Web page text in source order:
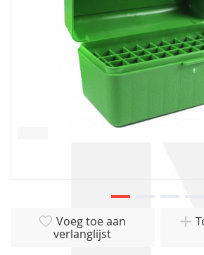
Voeg toe aan
verlanglijst